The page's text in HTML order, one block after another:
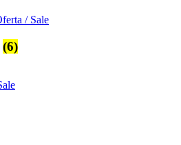
(6)